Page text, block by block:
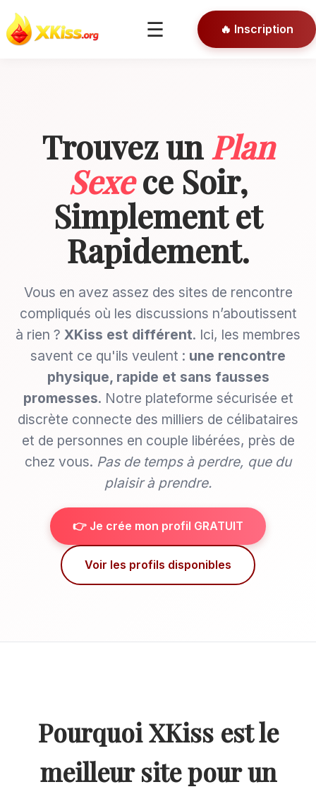
☰
🎯 Conseils
🔒 Connexion
🔥 Inscription
Trouvez unPlan
Sexece Soir,
Simplement et
Rapidement.
Vous en avez assez des sites de rencontre
compliqués où les discussions n’aboutissent
à rien ? XKiss est différent. Ici, les membres
savent ce qu'ils veulent : une rencontre
physique, rapide et sans fausses
promesses. Notre plateforme sécurisée et
discrète connecte des milliers de célibataires
et de personnes en couple libérées, près de
chez vous. Pas de temps à perdre, que du
plaisir à prendre.
👉 Je crée mon profil GRATUIT
Voir les profils disponibles
Pourquoi XKiss est le
meilleur site pour un